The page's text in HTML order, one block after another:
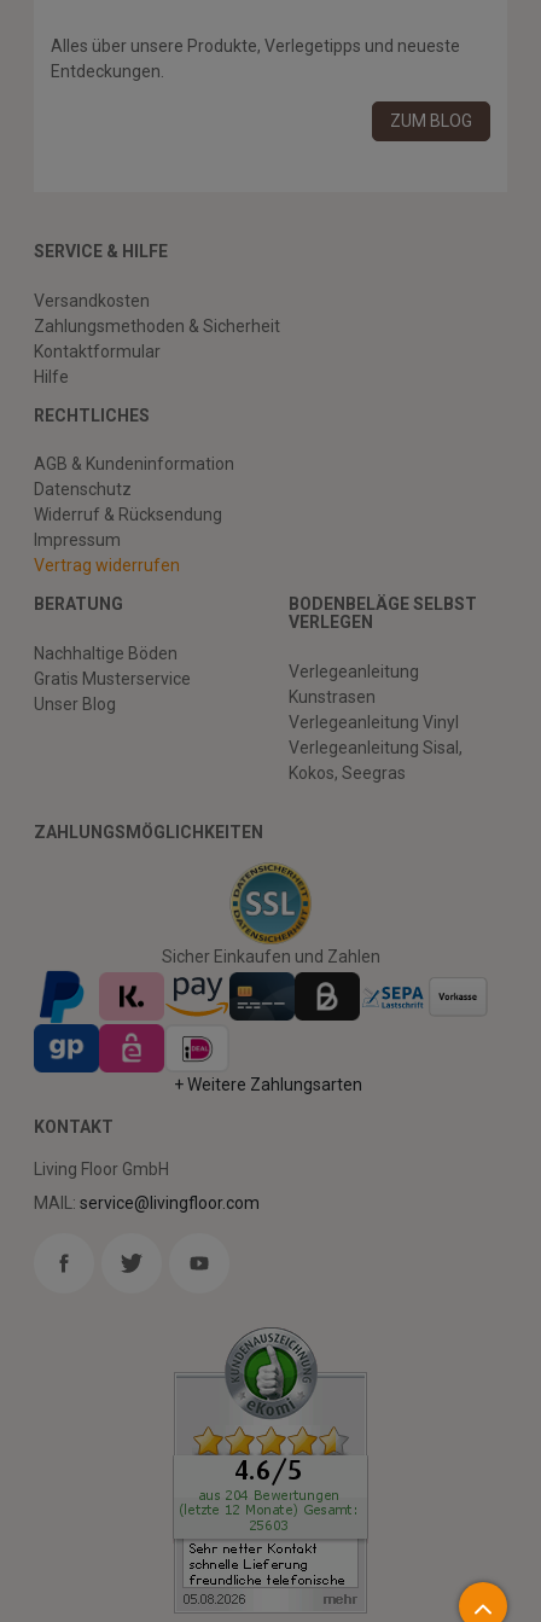
Alles über unsere Produkte, Verlegetipps und neueste
Entdeckungen.
ZUM BLOG
SERVICE & HILFE
Versandkosten
Zahlungsmethoden & Sicherheit
Kontaktformular
Hilfe
RECHTLICHES
AGB & Kundeninformation
Datenschutz
Widerruf & Rücksendung
Impressum
Vertrag widerrufen
BERATUNG
Nachhaltige Böden
Gratis Musterservice
Unser Blog
BODENBELÄGE SELBST
VERLEGEN
Verlegeanleitung
Kunstrasen
Verlegeanleitung Vinyl
Verlegeanleitung Sisal,
Kokos, Seegras
ZAHLUNGSMÖGLICHKEITEN
Sicher Einkaufen und Zahlen
+ Weitere Zahlungsarten
KONTAKT
Living Floor GmbH
MAIL: service@livingfloor.com